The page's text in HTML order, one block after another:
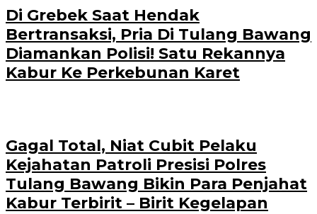
Di Grebek Saat Hendak
Bertransaksi, Pria Di Tulang Bawang
Diamankan Polisi! Satu Rekannya
Kabur Ke Perkebunan Karet
Gagal Total, Niat Cubit Pelaku
Kejahatan Patroli Presisi Polres
Tulang Bawang Bikin Para Penjahat
Kabur Terbirit – Birit Kegelapan